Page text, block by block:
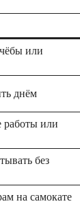
или
днём
работы или
без
на самокате